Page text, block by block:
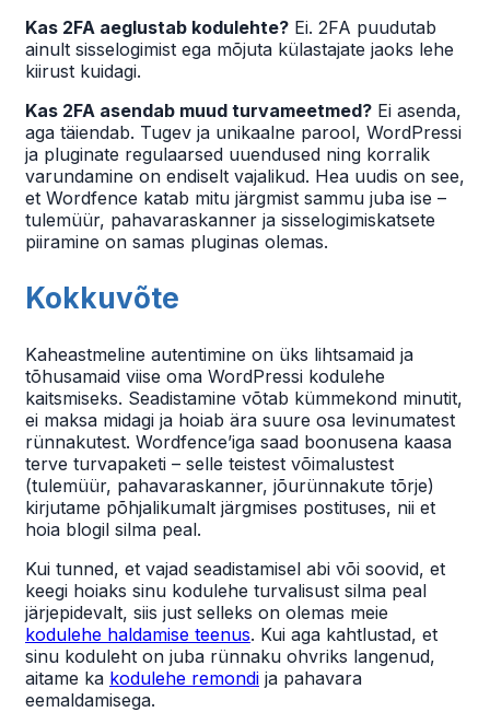
Kas 2FA aeglustab kodulehte? Ei. 2FA puudutab
ainult sisselogimist ega mõjuta külastajate jaoks lehe
kiirust kuidagi.
Kas 2FA asendab muud turvameetmed? Ei asenda,
aga täiendab. Tugev ja unikaalne parool, WordPressi
ja pluginate regulaarsed uuendused ning korralik
varundamine on endiselt vajalikud. Hea uudis on see,
et Wordfence katab mitu järgmist sammu juba ise –
tulemüür, pahavaraskanner ja sisselogimiskatsete
piiramine on samas pluginas olemas.
Kokkuvõte
Kaheastmeline autentimine on üks lihtsamaid ja
tõhusamaid viise oma WordPressi kodulehe
kaitsmiseks. Seadistamine võtab kümmekond minutit,
ei maksa midagi ja hoiab ära suure osa levinumatest
rünnakutest. Wordfence’iga saad boonusena kaasa
terve turvapaketi – selle teistest võimalustest
(tulemüür, pahavaraskanner, jõurünnakute tõrje)
kirjutame põhjalikumalt järgmises postituses, nii et
hoia blogil silma peal.
Kui tunned, et vajad seadistamisel abi või soovid, et
keegi hoiaks sinu kodulehe turvalisust silma peal
järjepidevalt, siis just selleks on olemas meie
kodulehe haldamise teenus. Kui aga kahtlustad, et
sinu koduleht on juba rünnaku ohvriks langenud,
aitame ka kodulehe remondi ja pahavara
eemaldamisega.